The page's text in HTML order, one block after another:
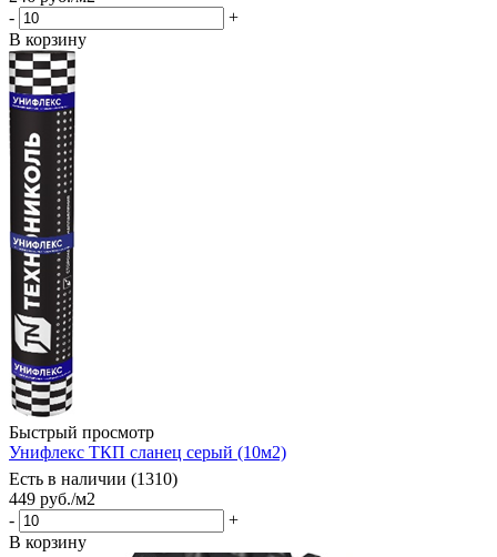
-
+
В корзину
Быстрый просмотр
Унифлекс ТКП сланец серый (10м2)
Есть в наличии (1310)
449 руб./м2
-
+
В корзину